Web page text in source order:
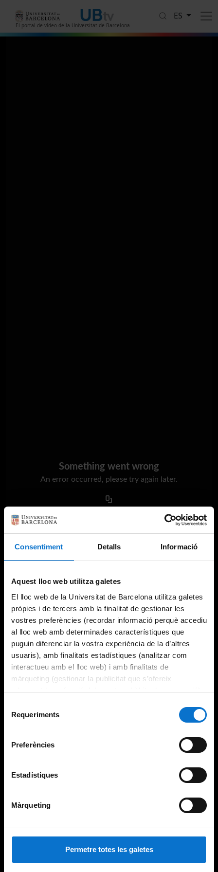
Consentiment Detalls Informació
Aquest lloc web utilitza galetes
El lloc web de la Universitat de Barcelona utilitza galetes
pròpies i de tercers amb la finalitat de gestionar les
vostres preferències (recordar informació perquè accediu
al lloc web amb determinades característiques que
puguin diferenciar la vostra experiència de la d’altres
usuaris), amb finalitats estadístiques (analitzar com
interactueu amb el lloc web) i amb finalitats de
màrqueting (gestionar la publicitat que s’ofereix
adequant-la en funció dels vostres hàbits de navegació).
consultar laPolítica de galetes del lloc web de la
Requeriments
Preferències
Estadístiques
Màrqueting
Permetre totes les galetes
El portal de vídeo de la Universitat de Barcelona
ES
Something went wrong
An error occurred, please try again later.